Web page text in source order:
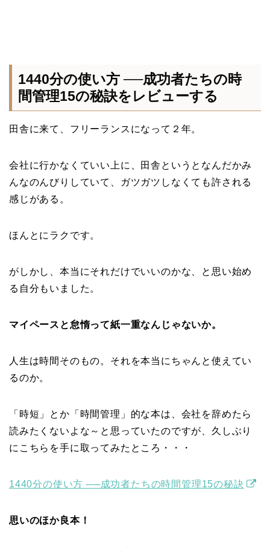
1440分の使い方 ──成功者たちの時
間管理15の秘訣をレビューする
田舎に来て、フリーランスになって２年。
会社に行かなくていい上に、田舎というとなんだかみ
んなのんびりしていて、ガツガツしなくても許される
感じがある。
ほんとにラクです。
がしかし、本当にそれだけでいいのかな、と思い始め
る自分もいました。
マイペースと怠惰って紙一重なんじゃないか。
人生は時間そのもの。それを本当にちゃんと使えてい
るのか。
「時短」とか「時間管理」的な本は、会社を辞めたら
読みたくないよな～と思っていたのですが、久しぶり
にこちらを手に取ってみたところ・・・
1440分の使い方 ──成功者たちの時間管理15の秘訣
思いのほか良本！